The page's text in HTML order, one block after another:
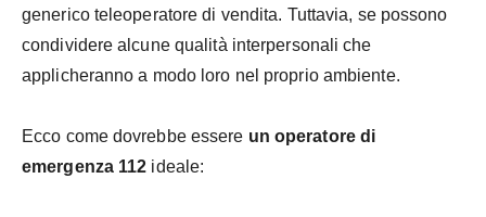
generico teleoperatore di vendita. Tuttavia, se possono
condividere alcune qualità interpersonali che
applicheranno a modo loro nel proprio ambiente.
Ecco come dovrebbe essere un operatore di
emergenza 112 ideale: